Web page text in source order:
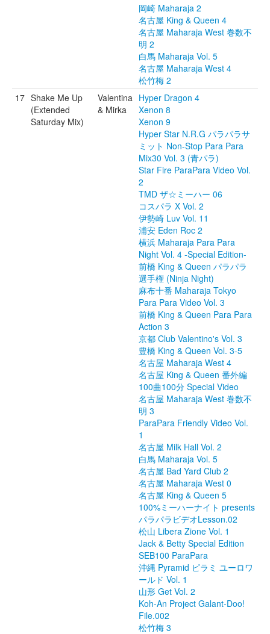
岡崎 Maharaja 2
名古屋 King & Queen 4
名古屋 Maharaja West 巻数不
明 2
白馬 Maharaja Vol. 5
名古屋 Maharaja West 4
松竹梅 2
17 Shake Me Up
(Extended
Saturday Mix)
Valentina
& Mirka
Hyper Dragon 4
Xenon 8
Xenon 9
Hyper Star N.R.G パラパラサ
ミット Non-Stop Para Para
Mix30 Vol. 3 (青パラ)
Star Fire ParaPara Video Vol.
2
TMD ザ☆ミーハー 06
コスパラ X Vol. 2
伊勢崎 Luv Vol. 11
浦安 Eden Roc 2
横浜 Maharaja Para Para
Night Vol. 4 -Special Edition-
前橋 King & Queen パラパラ
選手権 (Ninja Night)
麻布十番 Maharaja Tokyo
Para Para Video Vol. 3
前橋 King & Queen Para Para
Action 3
京都 Club Valentino's Vol. 3
豊橋 King & Queen Vol. 3-5
名古屋 Maharaja West 4
名古屋 King & Queen 番外編
100曲100分 Special Video
名古屋 Maharaja West 巻数不
明 3
ParaPara Friendly Video Vol.
1
名古屋 Milk Hall Vol. 2
白馬 Maharaja Vol. 5
名古屋 Bad Yard Club 2
名古屋 Maharaja West 0
名古屋 King & Queen 5
100%ミーハーナイト presents
パラパラビデオLesson.02
松山 Libera Zione Vol. 1
Jack & Betty Special Edition
SEB100 ParaPara
沖縄 Pyramid ピラミ ユーロワ
ールド Vol. 1
山形 Get Vol. 2
Koh-An Project Galant-Doo!
File.002
松竹梅 3